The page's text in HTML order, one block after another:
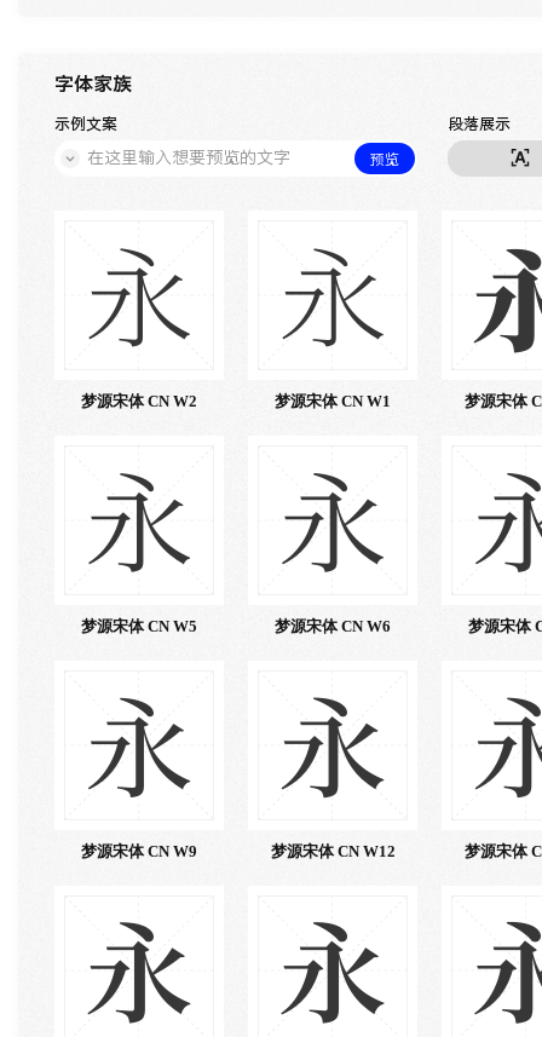
字体家族
示例文案
预览
段落展示
永
梦源宋体 CN W2
永
梦源宋体 CN W1 梦源宋体
永
梦源宋体 CN W5
永
梦源宋体 CN W6 梦源宋体
永
梦源宋体 CN W9
永
梦源宋体 CN W12 梦源宋体
永 永